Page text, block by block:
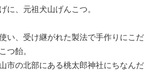
に、元祖犬山げんこつ。
い、受け継がれた製法で手作りにこだ
つ飴。
市の北部にある桃太郎神社にちなんだ